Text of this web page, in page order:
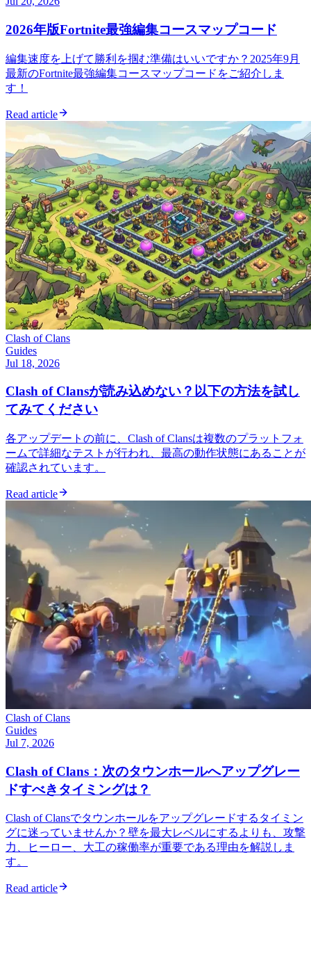
2026年版Fortnite最強編集コースマップコード
編集速度を上げて勝利を掴む準備はいいですか？2025年9月
最新のFortnite最強編集コースマップコードをご紹介しま
す！
Read article
Clash of Clans
Guides
Jul 18, 2026
Clash of Clansが読み込めない？以下の方法を試し
てみてください
各アップデートの前に、Clash of Clansは複数のプラットフォ
ームで詳細なテストが行われ、最高の動作状態にあることが
確認されています。
Read article
Clash of Clans
Guides
Jul 7, 2026
Clash of Clans：次のタウンホールへアップグレー
ドすべきタイミングは？
Clash of Clansでタウンホールをアップグレードするタイミン
グに迷っていませんか？壁を最大レベルにするよりも、攻撃
力、ヒーロー、大工の稼働率が重要である理由を解説しま
す。
Read article